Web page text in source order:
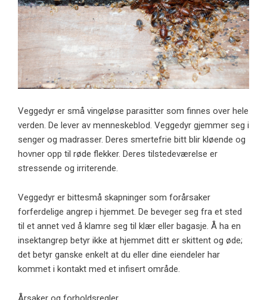
Veggedyr er små vingeløse parasitter som finnes over hele
verden. De lever av menneskeblod. Veggedyr gjemmer seg i
senger og madrasser. Deres smertefrie bitt blir kløende og
hovner opp til røde flekker. Deres tilstedeværelse er
stressende og irriterende.
Veggedyr er bittesmå skapninger som forårsaker
forferdelige angrep i hjemmet. De beveger seg fra et sted
til et annet ved å klamre seg til klær eller bagasje. Å ha en
insektangrep betyr ikke at hjemmet ditt er skittent og øde;
det betyr ganske enkelt at du eller dine eiendeler har
kommet i kontakt med et infisert område.